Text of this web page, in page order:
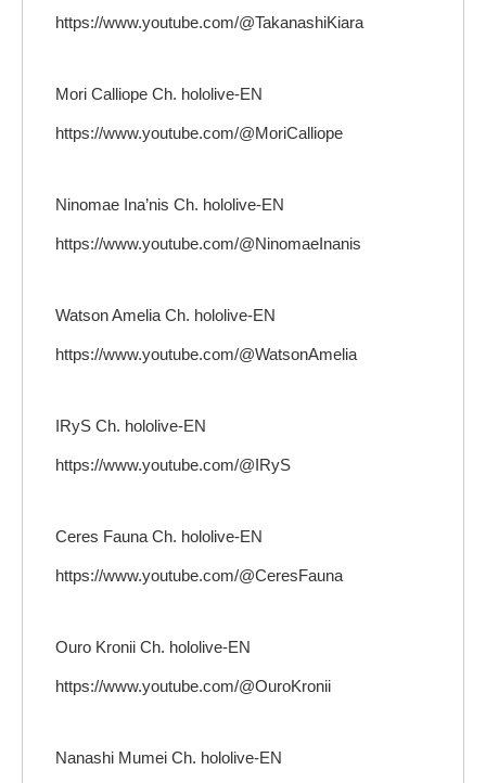
https://www.youtube.com/@TakanashiKiara
Mori Calliope Ch. hololive-EN
https://www.youtube.com/@MoriCalliope
Ninomae Ina’nis Ch. hololive-EN
https://www.youtube.com/@NinomaeInanis
Watson Amelia Ch. hololive-EN
https://www.youtube.com/@WatsonAmelia
IRyS Ch. hololive-EN
https://www.youtube.com/@IRyS
Ceres Fauna Ch. hololive-EN
https://www.youtube.com/@CeresFauna
Ouro Kronii Ch. hololive-EN
https://www.youtube.com/@OuroKronii
Nanashi Mumei Ch. hololive-EN